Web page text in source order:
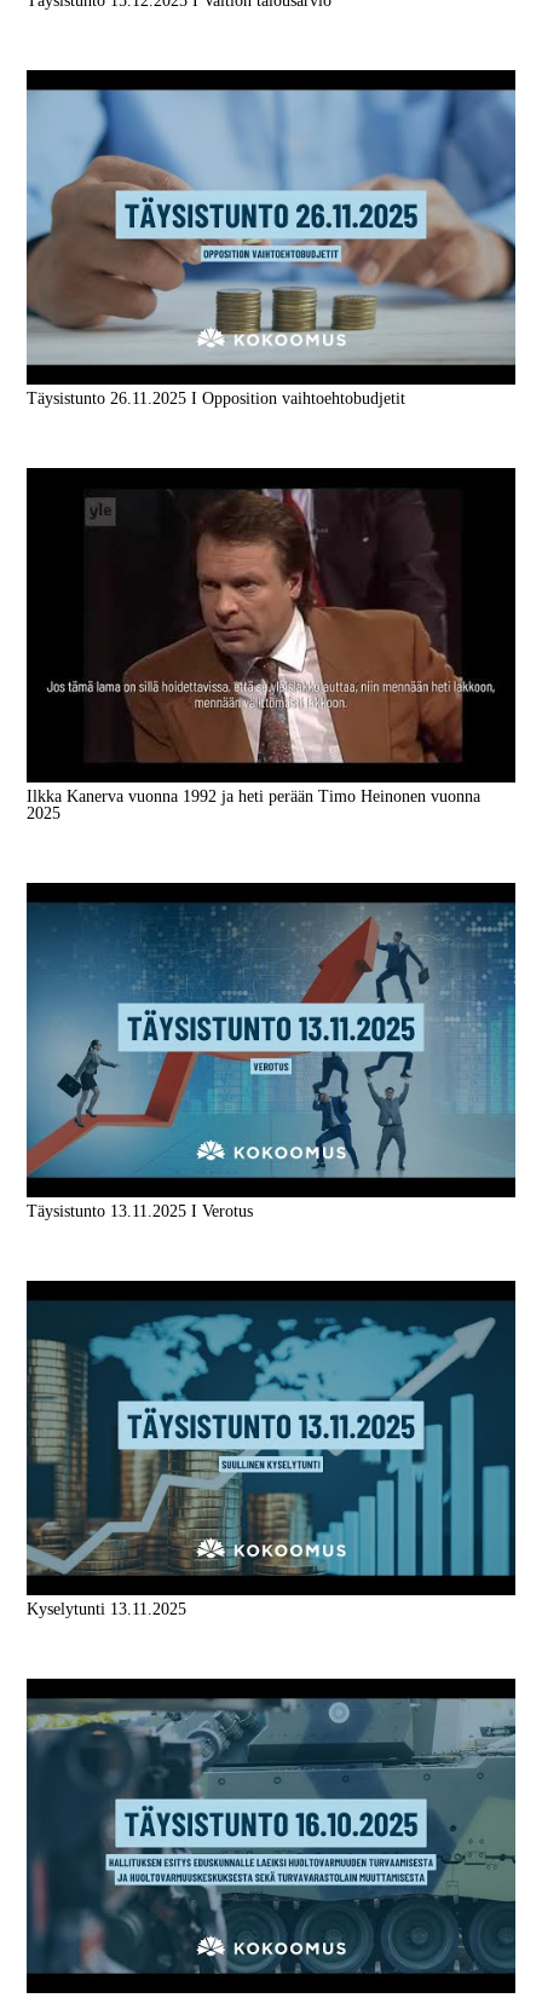
Täysistunto 26.11.2025 I Opposition vaihtoehtobudjetit
Ilkka Kanerva vuonna 1992 ja heti perään Timo Heinonen vuonna
2025
Täysistunto 13.11.2025 I Verotus
Kyselytunti 13.11.2025